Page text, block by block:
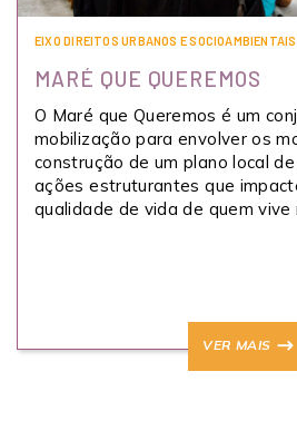
EIXO DIREITOS URBANOS E SOCIOAMBIENTAIS
MARÉ QUE QUEREMOS
O Maré que Queremos é um
mobilização para envolver os
construção de um plano local
ações estruturantes que
qualidade de vida de quem vive
VER MAIS